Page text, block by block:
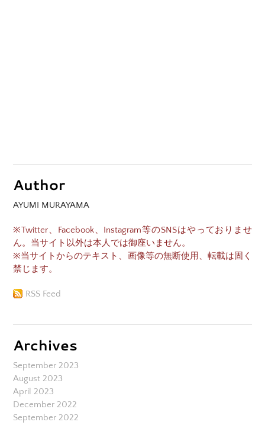
Author
AYUMI MURAYAMA
※Twitter、Facebook、Instagram等のSNSはやっておりませ
ん。当サイト以外は本人では御座いません。
※当サイトからのテキスト、画像等の無断使用、転載は固く
禁じます。
RSS Feed
Archives
September 2023
August 2023
April 2023
December 2022
September 2022